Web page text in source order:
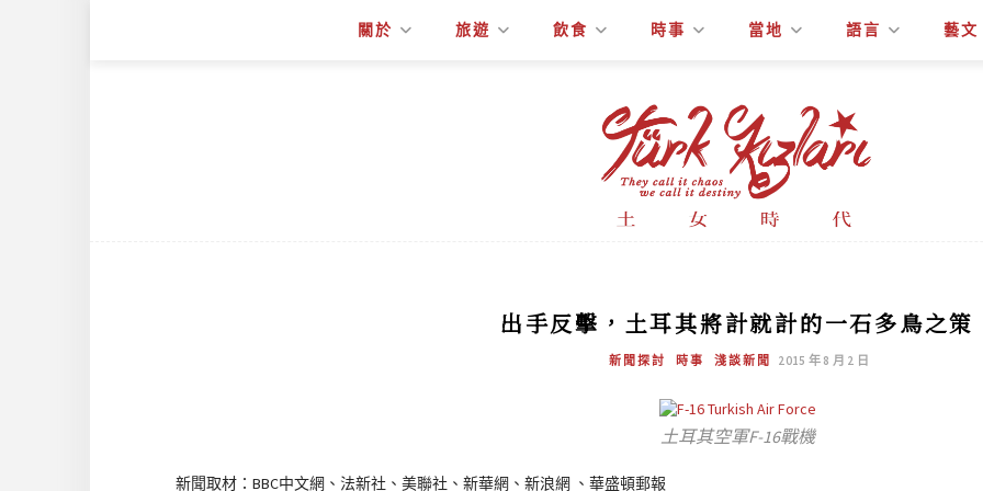
關於 旅遊 飲食 時事 當地 語言 藝文
出手反擊，土耳其將計就計的一石多鳥之策
新聞探討 時事 淺談新聞 2015 年 8 月 2 日
土耳其空軍F-16戰機
新聞取材：BBC中文網、法新社、美聯社、新華網、新浪網 、華盛頓郵報